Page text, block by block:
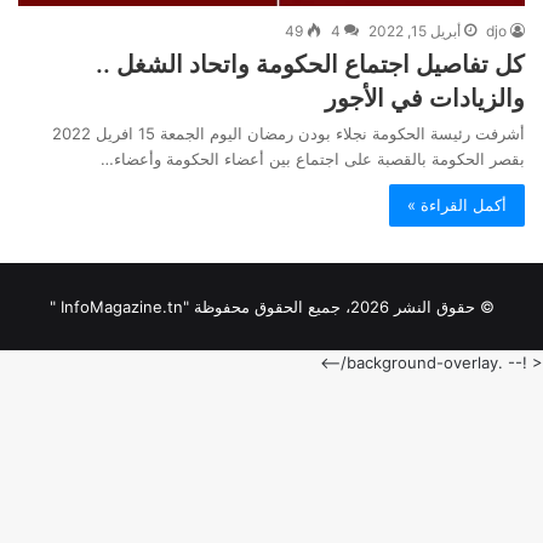
djo أبريل 15, 2022 4
49
كل تفاصيل اجتماع الحكومة واتحاد الشغل ..
والزيادات في الأجور
أشرفت رئيسة الحكومة نجلاء بودن رمضان اليوم الجمعة 15 افريل 2022
بقصر الحكومة بالقصبة على اجتماع بين أعضاء الحكومة وأعضاء…
أكمل القراءة »
© حقوق النشر 2026، جميع الحقوق محفوظة "InfoMagazine.tn "
< !-- .background-overlay/-->